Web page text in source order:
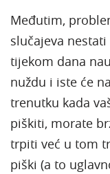
Međutim,
slučajeva
tijekom dana
nuždu i iste će
trenutku kada
piškiti, morate
trpiti već u tom
piški (a to